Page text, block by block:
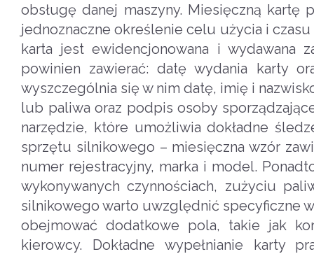
obsługę danej maszyny. Miesięczną
jednoznaczne określenie celu użycia i
karta jest ewidencjonowana i wydawana
powinien zawierać: datę wydania karty
wyszczególnia się w nim datę, imię i
lub paliwa oraz podpis osoby
narzędzie, które umożliwia dokładne
sprzętu silnikowego – miesięczna wzór
numer rejestracyjny, marka i model.
wykonywanych czynnościach, zużyciu
silnikowego warto uwzględnić specyficzne
obejmować dodatkowe pola, takie jak
kierowcy. Dokładne wypełnianie